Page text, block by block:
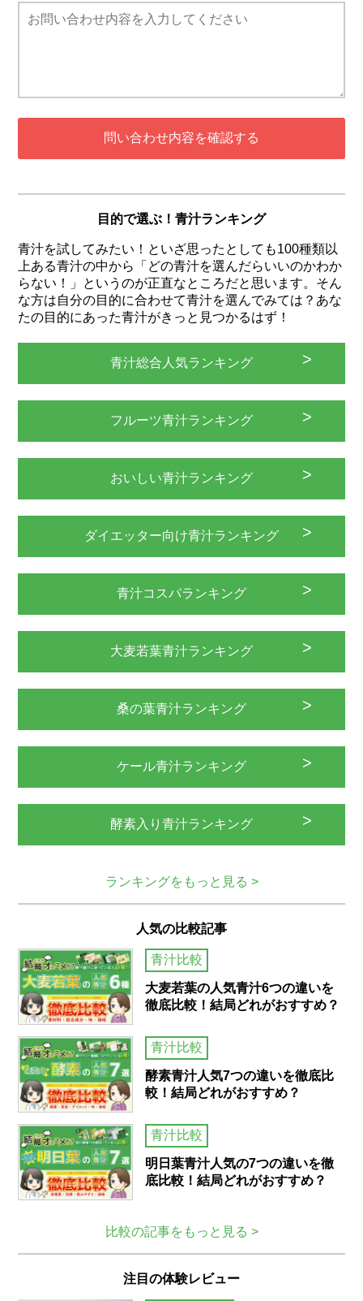
目的で選ぶ！青汁ランキング
青汁を試してみたい！といざ思ったとしても100種類以
上ある青汁の中から「どの青汁を選んだらいいのかわか
らない！」というのが正直なところだと思います。そん
な方は自分の目的に合わせて青汁を選んでみては？あな
たの目的にあった青汁がきっと見つかるはず！
青汁総合人気ランキング
フルーツ青汁ランキング
おいしい青汁ランキング
ダイエッター向け青汁ランキング
青汁コスパランキング
大麦若葉青汁ランキング
桑の葉青汁ランキング
ケール青汁ランキング
酵素入り青汁ランキング
ランキングをもっと見る >
人気の比較記事
青汁比較
大麦若葉の人気青汁6つの違いを
徹底比較！結局どれがおすすめ？
青汁比較
酵素青汁人気7つの違いを徹底比
較！結局どれがおすすめ？
青汁比較
明日葉青汁人気の7つの違いを徹
底比較！結局どれがおすすめ？
比較の記事をもっと見る >
注目の体験レビュー